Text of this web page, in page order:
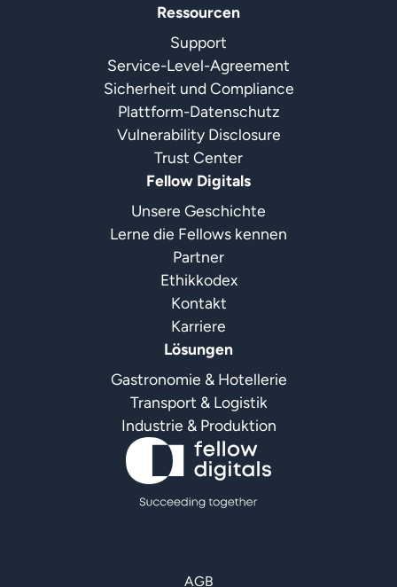
Ressourcen
Support
Service-Level-Agreement
Sicherheit und Compliance
Plattform-Datenschutz
Vulnerability Disclosure
Trust Center
Fellow Digitals
Unsere Geschichte
Lerne die Fellows kennen
Partner
Ethikkodex
Kontakt
Karriere
Lösungen
Gastronomie & Hotellerie
Transport & Logistik
Industrie & Produktion
AGB